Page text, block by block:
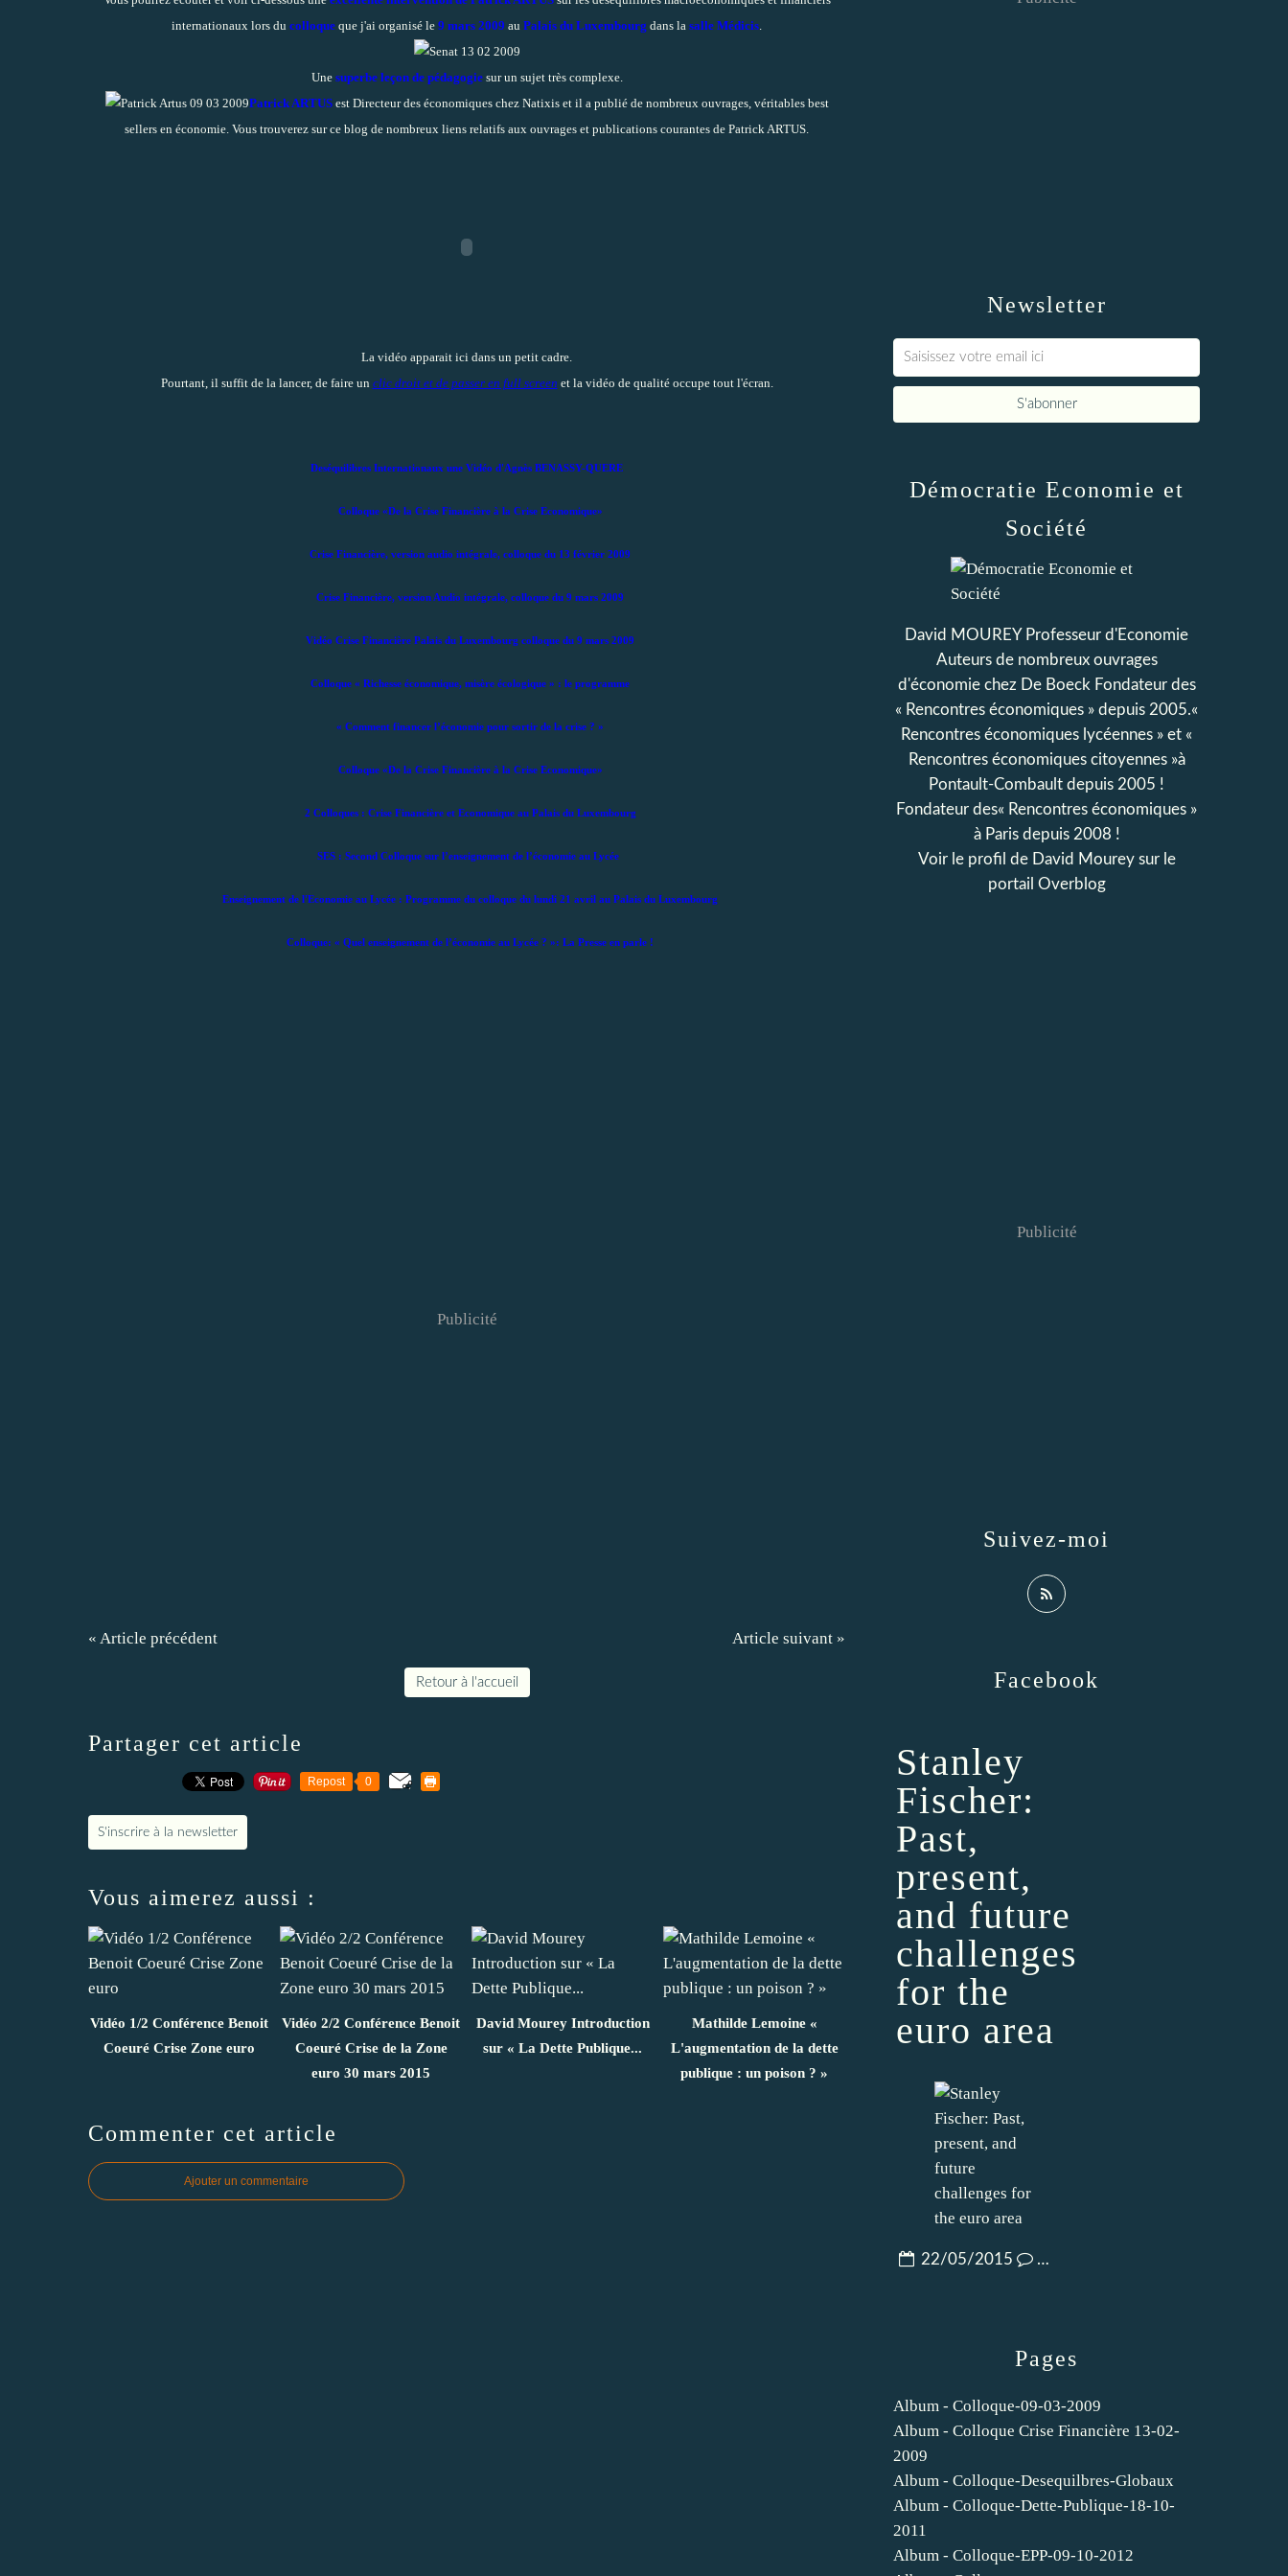
internationaux lors du colloque que j'ai organisé le 9 mars 2009 au Palais du Luxembourg dans la salle Médicis
Une superbe leçon de pédagogiesur un sujet très complexe.
Patrick ARTUSest Directeur des économiques chez Natixis et il a publié de nombreux ouvrages, véritables best
sellers en économie. Vous trouverez sur ce blog de nombreux liens relatifs aux ouvrages et publications courantes de Patrick ARTUS.
La vidéo apparait ici dans un petit cadre.
Pourtant, il suffit de la lancer, de faire un clic droit et de passer en full screen et la vidéo de qualité occupe tout l'écran.
Deséquilibres Internationaux une Vidéo d'Agnès BENASSY-QUERE
Colloque «De la Crise Financière à la Crise Economique»
Crise Financière, version audio intégrale, colloque du 13 février 2009
Crise Financière, version Audio intégrale, colloque du 9 mars 2009
Vidéo Crise Financière Palais du Luxembourg colloque du 9 mars 2009
Colloque « Richesse économique, misère écologique » : le programme
« Comment financer l’économie pour sortir de la crise ? »
Colloque «De la Crise Financière à la Crise Economique»
2 Colloques : Crise Financière et Economique au Palais du Luxembourg
SES : Second Colloque sur l’enseignement de l’économie au Lycée
Enseignement de l'Economie au Lycée : Programme du colloque du lundi 21 avril au Palais du Luxembourg
Colloque: « Quel enseignement de l’économie au Lycée ? »: La Presse en parle !
Publicité
« Article précédent Article suivant »
Retour à l'accueil
Partager cet article
Repost 0
S'inscrire à la newsletter
Vous aimerez aussi :
Vidéo 1/2 Conférence Benoit
Coeuré Crise Zone euro
Vidéo 2/2 Conférence Benoit
Coeuré Crise de la Zone
euro 30 mars 2015
David Mourey Introduction
sur « La Dette Publique...
Mathilde Lemoine «
L'augmentation de la dette
publique : un poison ? »
Commenter cet article
Ajouter un commentaire
Newsletter
Pages
Album - Colloque-09-03-2009
Album - Colloque Crise Financière 13-02-
2009
Album - Colloque-Desequilbres-Globaux
Album - Colloque-Dette-Publique-18-10-
2011
Album - Colloque-EPP-09-10-2012
Démocratie Economie et
Société
David MOUREY Professeur d'Economie
Auteurs de nombreux ouvrages
d'économie chez De Boeck Fondateur des
« Rencontres économiques » depuis 2005.«
Rencontres économiques lycéennes » et «
Rencontres économiques citoyennes »à
Pontault-Combault depuis 2005 !
Fondateur des« Rencontres économiques »
à Paris depuis 2008 !
Voir le profil de David Moureysur le
portail Overblog
Suivez-moi
Facebook
Stanley
Fischer:
Past,
present,
and future
challenges
for the
euro area
22/05/2015 …
Publicité